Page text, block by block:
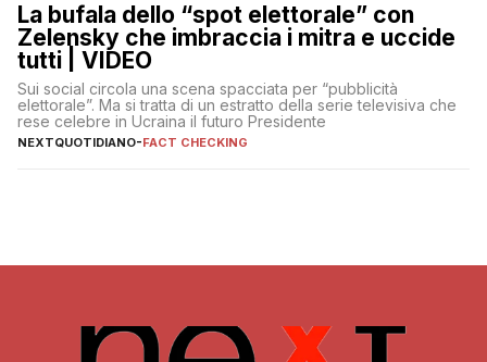
La bufala dello “spot elettorale” con
Zelensky che imbraccia i mitra e uccide
tutti | VIDEO
Sui social circola una scena spacciata per “pubblicità
elettorale”. Ma si tratta di un estratto della serie televisiva che
rese celebre in Ucraina il futuro Presidente
NEXTQUOTIDIANO-FACT CHECKING